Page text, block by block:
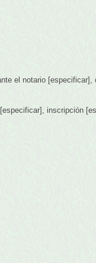
el notario [especificar],
inscripción